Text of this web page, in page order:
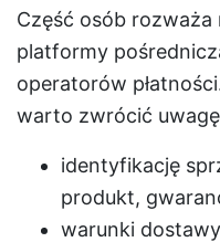
Część osób
platformy
operatorów
warto zwrócić
identyfikację
produkt,
warunki